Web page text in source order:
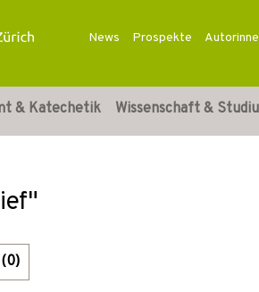
News Prospekte
& Katechetik Wissenschaft &